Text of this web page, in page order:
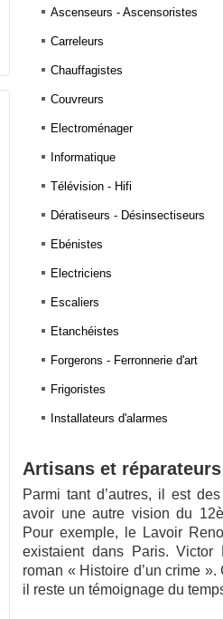
Ascenseurs - Ascensoristes
Carreleurs
Chauffagistes
Couvreurs
Electroménager
Informatique
Télévision - Hifi
Dératiseurs - Désinsectiseurs
Ebénistes
Electriciens
Escaliers
Etanchéistes
Forgerons - Ferronnerie d'art
Frigoristes
Installateurs d'alarmes
Artisans et
Parmi tant d’autres, il est
avoir une autre vision du
Pour exemple, le Lavoir
existaient dans Paris. Victor
roman « Histoire d’un crime
il reste un témoignage du